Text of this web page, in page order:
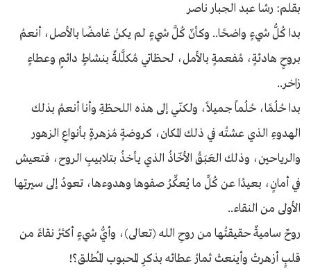
بقلم: رشا عبد الجبار ناصر
بدا كُلُّ شيءٍ واضحًا.. وكأنّ كُلَّ شيءٍ لم يكنْ غامضًا بالأصل، أنعمُ
بروحٍ هادئةٍ، مُفعمةٍ بالأمل، لحظاتي مُكلَّلةٌ بنشاطٍ دائمٍ وعطاءٍ
زاخر..
بدا حُلُمًا، حُلُماً جميلاً، ولكنّي إلى هذه اللحظةِ وأنا أنعمُ بذلك
الهدوءِ الذي عشتُه في ذلك المكان، كروضةٍ مُزهرةٍ بأنواعِ الزهور
والرياحين، وذلك العَبَقُ الأخّاذُ الذي يأخذُ بتلابيبِ الروح، فتعيش
في أمانٍ، بعيدًا عن كُلِّ ما يُعكِّرُ صفوها وهدوءها، تعودُ إلى سيرتِها
الأولى من النقاء..
روحٌ ساميةٌ حقيقتُها من روحِ الله (تعالى)، وأيُّ شيءٍ أكثرُ نقاءً من
قلبٍ أزهرتْ وأينعتْ ثمارُ عطائه بذكرِ المحبوب المُطلق؟!